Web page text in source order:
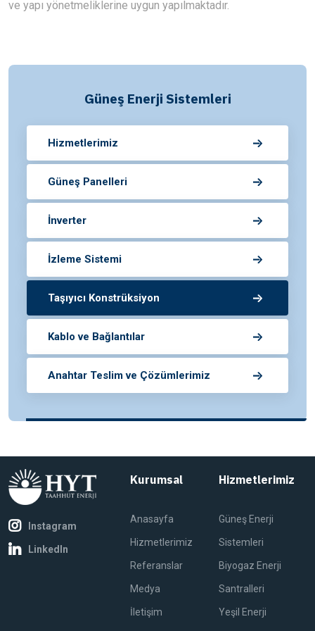
Güneş Enerji Sistemleri
Hizmetlerimiz
Güneş Panelleri
İnverter
İzleme Sistemi
Taşıyıcı Konstrüksiyon
Kablo ve Bağlantılar
Anahtar Teslim ve Çözümlerimiz
ve yapı yönetmeliklerine uygun yapılmaktadır.
Instagram
LinkedIn
Kurumsal
Anasayfa
Hizmetlerimiz
Referanslar
Medya
İletişim
Hizmetlerimiz
Güneş Enerji
Sistemleri
Biyogaz Enerji
Santralleri
Yeşil Enerji